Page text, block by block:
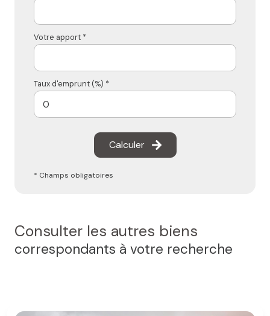
Votre apport *
Taux d'emprunt (%) *
Calculer
* Champs obligatoires
Consulter les autres biens
correspondants à votre recherche